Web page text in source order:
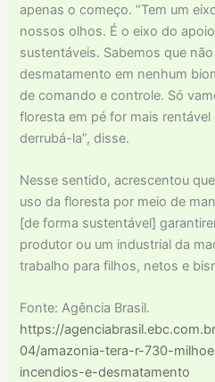
apenas o começo. “Tem um
nossos olhos. É o eixo do
sustentáveis. Sabemos que
desmatamento em nenhum
de comando e controle. Só
floresta em pé for mais
derrubá-la”, disse.
Nesse sentido, acrescentou
uso da floresta por meio de
[de forma sustentável]
produtor ou um industrial da
trabalho para filhos, netos e
Fonte: Agência Brasil.
https://
04/amazonia-tera-r-730-
incendios-e-desmatamento